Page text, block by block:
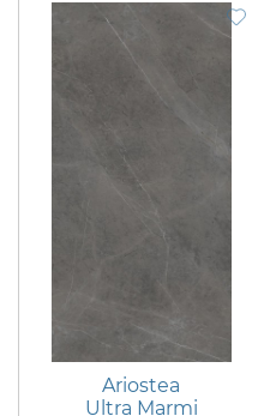
Ariostea
Ultra Marmi